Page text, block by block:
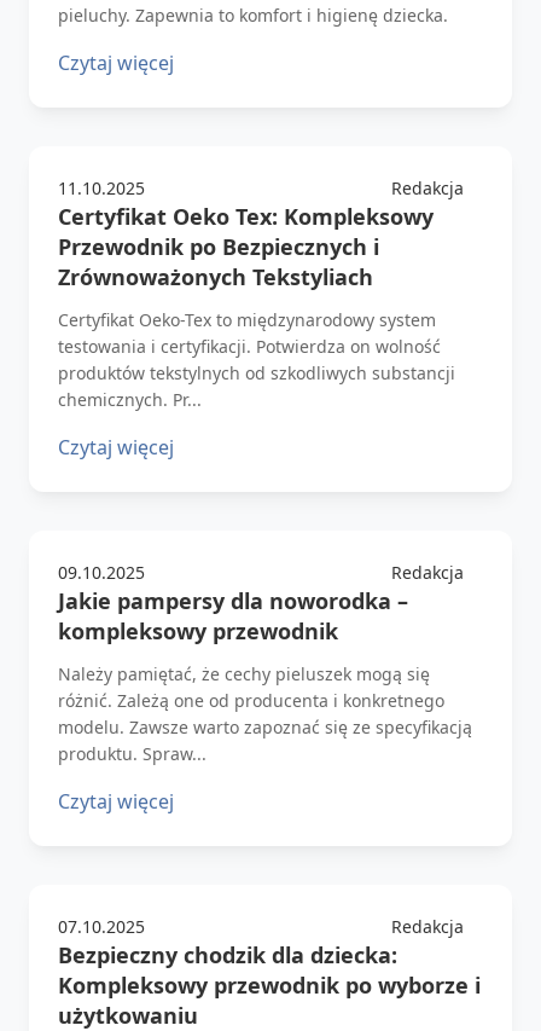
pieluchy. Zapewnia to komfort i higienę dziecka.
Czytaj więcej
11.10.2025 Redakcja
Certyfikat Oeko Tex: Kompleksowy
Przewodnik po Bezpiecznych i
Zrównoważonych Tekstyliach
Certyfikat Oeko-Tex to międzynarodowy system
testowania i certyfikacji. Potwierdza on wolność
produktów tekstylnych od szkodliwych substancji
chemicznych. Pr...
Czytaj więcej
09.10.2025 Redakcja
Jakie pampersy dla noworodka –
kompleksowy przewodnik
Należy pamiętać, że cechy pieluszek mogą się
różnić. Zależą one od producenta i konkretnego
modelu. Zawsze warto zapoznać się ze specyfikacją
produktu. Spraw...
Czytaj więcej
07.10.2025 Redakcja
Bezpieczny chodzik dla dziecka:
Kompleksowy przewodnik po wyborze i
użytkowaniu